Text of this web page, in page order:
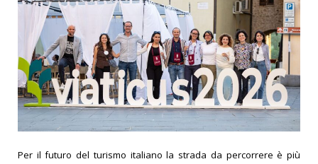
Per il futuro del turismo italiano la strada da percorrere è più